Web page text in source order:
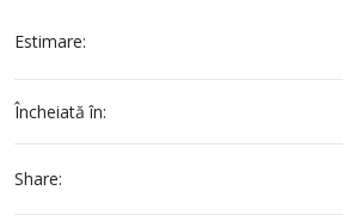
Estimare:
Încheiată în:
Share: